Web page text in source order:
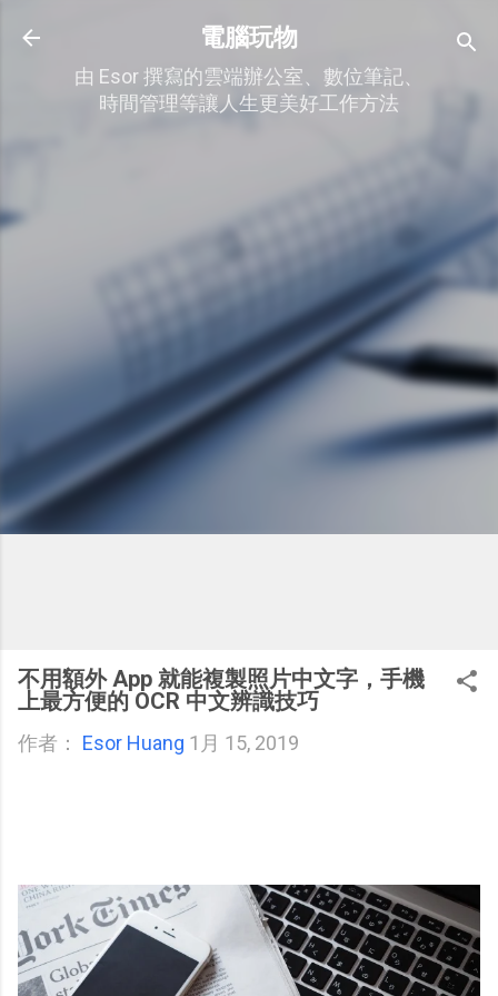
跳到主要內容
電腦玩物
由 Esor 撰寫的雲端辦公室、數位筆記、
時間管理等讓人生更美好工作方法
不用額外 App 就能複製照片中文字，手機
上最方便的 OCR 中文辨識技巧
作者： Esor Huang 1月 15, 2019